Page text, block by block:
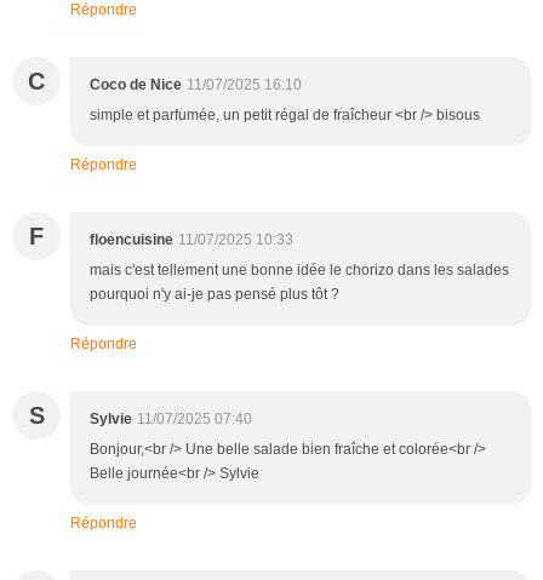
Répondre
C Coco de Nice 11/07/2025 16:10
simple et parfumée, un petit régal de fraîcheur <br /> bisous
Répondre
F floencuisine 11/07/2025 10:33
mais c'est tellement une bonne idée le chorizo dans les salades
pourquoi n'y ai-je pas pensé plus tôt ?
Répondre
S Sylvie 11/07/2025 07:40
Bonjour,<br /> Une belle salade bien fraîche et colorée<br />
Belle journée<br /> Sylvie
Répondre